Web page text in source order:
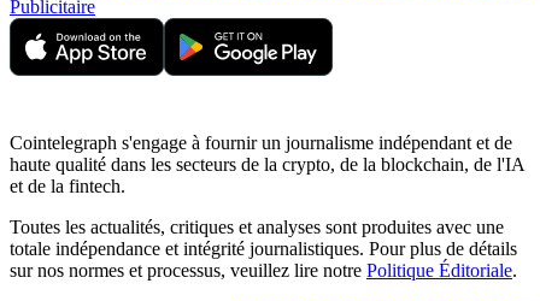
Publicitaire
Cointelegraph s'engage à fournir un journalisme indépendant et de
haute qualité dans les secteurs de la crypto, de la blockchain, de l'IA
et de la fintech.
Toutes les actualités, critiques et analyses sont produites avec une
totale indépendance et intégrité journalistiques. Pour plus de détails
sur nos normes et processus, veuillez lire notre Politique Éditoriale.